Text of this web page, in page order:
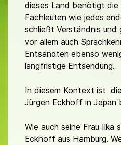
dieses Land benötigt die
Fachleuten wie jedes
schließt Verständnis und
vor allem auch
Entsandten ebenso
langfristige Entsendung.
In diesem Kontext ist
Jürgen Eckhoff in Japan
Wie auch seine Frau Ilka
Eckhoff aus Hamburg.